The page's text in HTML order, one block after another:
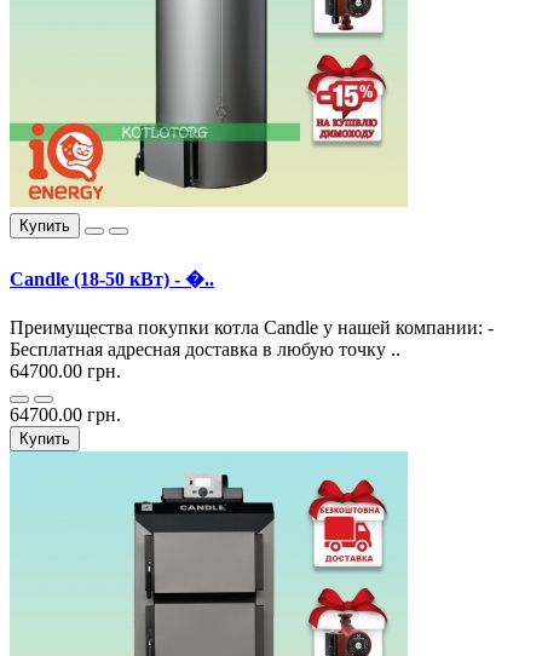
Купить
Candle (18-50 кВт) - �..
Преимущества покупки котла Candle у нашей компании: -
Бесплатная адресная доставка в любую точку ..
64700.00 грн.
64700.00 грн.
Купить